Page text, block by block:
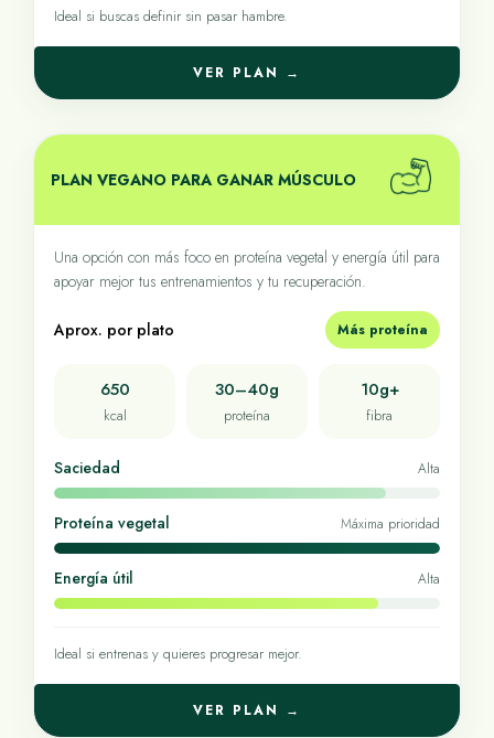
Ideal si buscas definir sin pasar hambre.
VER PLAN →
PLAN VEGANO PARA GANAR MÚSCULO
Una opción con más foco en proteína vegetal y energía útil para
apoyar mejor tus entrenamientos y tu recuperación.
Aprox. por plato Más proteína
650
kcal
30–40g
proteína
10g+
fibra
Saciedad Alta
Proteína vegetal Máxima prioridad
Energía útil Alta
Ideal si entrenas y quieres progresar mejor.
VER PLAN →